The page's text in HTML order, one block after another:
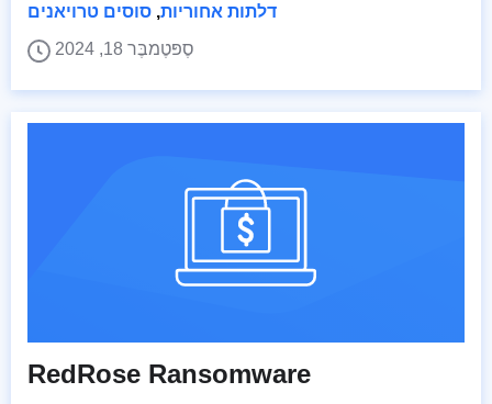
דלתות אחוריות, סוסים טרויאנים
סֶפּטֶמבֶּר 18, 2024
RedRose Ransomware